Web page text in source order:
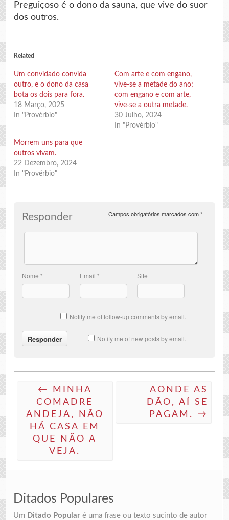
Preguiçoso é o dono da sauna, que vive do suor
dos outros.
Related
Um convidado convida
outro, e o dono da casa
bota os dois para fora.
18 Março, 2025
In "Provérbio"
Com arte e com engano,
vive-se a metade do ano;
com engano e com arte,
vive-se a outra metade.
30 Julho, 2024
In "Provérbio"
Morrem uns para que
outros vivam.
22 Dezembro, 2024
In "Provérbio"
Responder Campos obrigatórios marcados com*
Nome* Email * Site
Notify me of follow-up comments by email.
Notify me of new posts by email.
← MINHA
COMADRE
ANDEJA, NÃO
HÁ CASA EM
QUE NÃO A
VEJA.
AONDE AS
DÃO, AÍ SE
PAGAM. →
Ditados Populares
Um Ditado Popular é uma frase ou texto sucinto de autor